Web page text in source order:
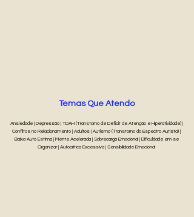
Temas Que Atendo
Ansiedade | Depressão | TDAH (Transtorno de Déficit de Atenção e Hiperatividade) |
Conflitos no Relacionamento | Adultos | Autismo (Transtorno do Espectro Autista) |
Baixa Auto Estima | Mente Acelerada | Sobrecarga Emocional | Dificuldade em se
Organizar | Autocrítica Excessiva | Sensibilidade Emocional